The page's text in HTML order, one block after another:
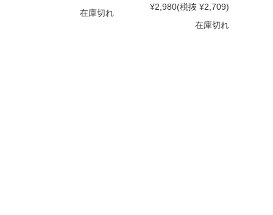
在庫切れ
¥2,980(税抜 ¥2,709)
在庫切れ